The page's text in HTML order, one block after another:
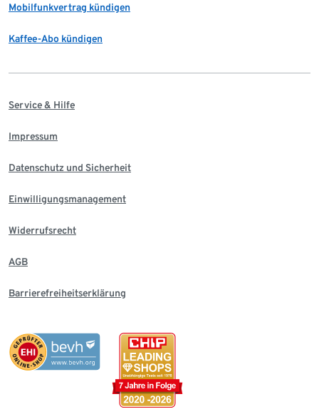
Mobilfunkvertrag kündigen
Kaffee-Abo kündigen
Service & Hilfe
Impressum
Datenschutz und Sicherheit
Einwilligungsmanagement
Widerrufsrecht
AGB
Barrierefreiheitserklärung